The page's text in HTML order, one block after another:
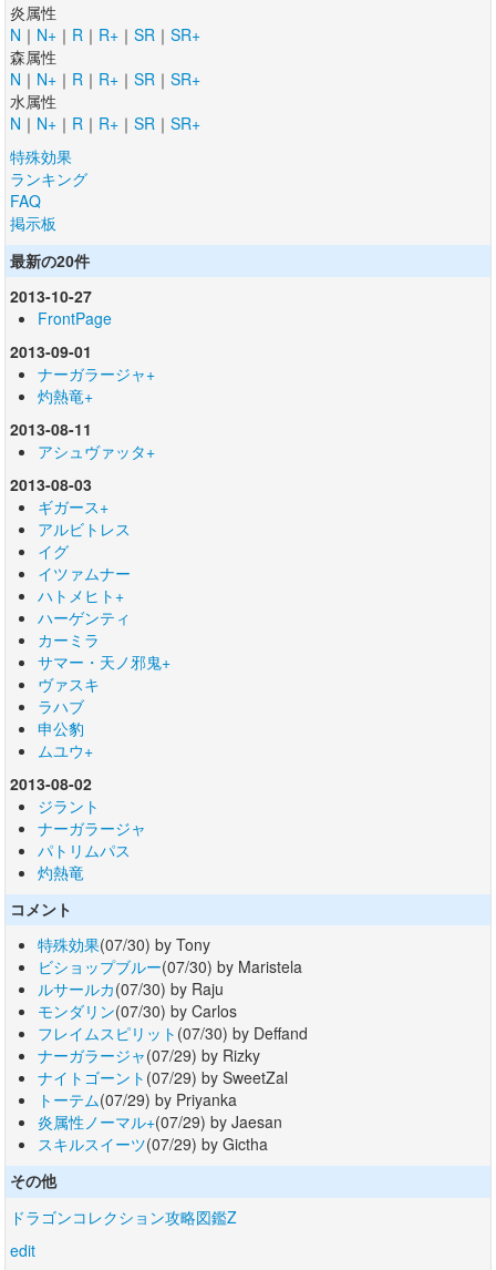
炎属性
N ｜ N+ ｜ R ｜ R+ ｜ SR ｜ SR+
森属性
N ｜ N+ ｜ R ｜ R+ ｜ SR ｜ SR+
水属性
N ｜ N+ ｜ R ｜ R+ ｜ SR ｜ SR+
特殊効果
ランキング
FAQ
掲示板
最新の20件
2013-10-27
FrontPage
2013-09-01
ナーガラージャ+
灼熱竜+
2013-08-11
アシュヴァッタ+
2013-08-03
ギガース+
アルビトレス
イグ
イツァムナー
ハトメヒト+
ハーゲンティ
カーミラ
サマー・天ノ邪鬼+
ヴァスキ
ラハブ
申公豹
ムユウ+
2013-08-02
ジラント
ナーガラージャ
パトリムパス
灼熱竜
コメント
特殊効果(07/30) by Tony
ビショップブルー(07/30) by Maristela
ルサールカ(07/30) by Raju
モンダリン(07/30) by Carlos
フレイムスピリット (07/30) by Deffand
ナーガラージャ(07/29) by Rizky
ナイトゴーント (07/29) by SweetZal
トーテム(07/29) by Priyanka
炎属性ノーマル+(07/29) by Jaesan
スキルスイーツ(07/29) by Gictha
その他
ドラゴンコレクション攻略図鑑Z
edit